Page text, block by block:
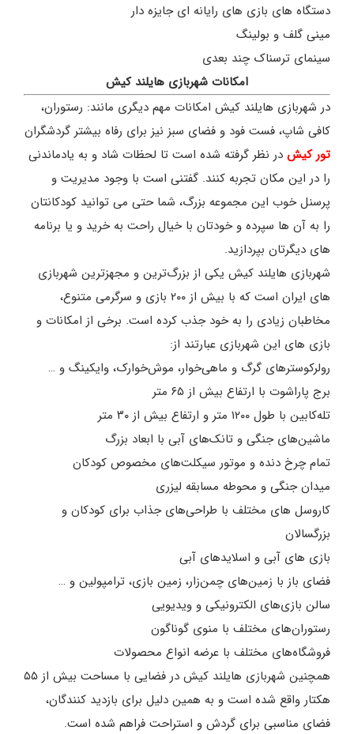
دستگاه های بازی های رایانه ای جایزه دار
مینی گلف و بولینگ
سینمای ترسناک چند بعدی
امکانات شهربازی هایلند کیش
در شهربازی هایلند کیش امکانات مهم دیگری مانند: رستوران،
کافی شاپ، فست فود و فضای سبز نیز برای رفاه بیشتر گردشگران
تور کیشدر نظر گرفته شده است تا لحظات شاد و به یادماندنی
را در این مکان تجربه کنند. گفتنی است با وجود مدیریت و
پرسنل خوب این مجموعه بزرگ، شما حتی می توانید کودکانتان
را به آن ها سپرده و خودتان با خیال راحت به خرید و یا برنامه
های دیگرتان بپردازید.
شهربازی هایلند کیش یکی از بزرگ‌ترین و مجهزترین شهربازی
های ایران است که با بیش از ۲۰۰ بازی و سرگرمی متنوع،
مخاطبان زیادی را به خود جذب کرده است. برخی از امکانات و
بازی های این شهربازی عبارتند از:
رولرکوستر‌های گرگ و ماهی‌خوار، موش‌خوارک، وایکینگ و …
برج پاراشوت با ارتفاع بیش از ۶۵ متر
تله‌کابین با طول ۱۲۰۰ متر و ارتفاع بیش از ۳۰ متر
ماشین‌های جنگی و تانک‌های آبی با ابعاد بزرگ
تمام چرخ دنده و موتور سیکلت‌های مخصوص کودکان
میدان جنگی و محوطه مسابقه لیزری
کاروسل های مختلف با طراحی‌های جذاب برای کودکان و
بزرگسالان
بازی های آبی و اسلاید‌های آبی
فضای باز با زمین‌های چمن‌زار، زمین بازی، ترامپولین و …
سالن بازی‌های الکترونیکی و ویدیویی
رستوران‌های مختلف با منوی گوناگون
فروشگاه‌های مختلف با عرضه انواع محصولات
همچنین شهربازی هایلند کیش در فضایی با مساحت بیش از ۵۵
هکتار واقع شده است و به همین دلیل برای بازدید کنندگان،
فضای مناسبی برای گردش و استراحت فراهم شده است.